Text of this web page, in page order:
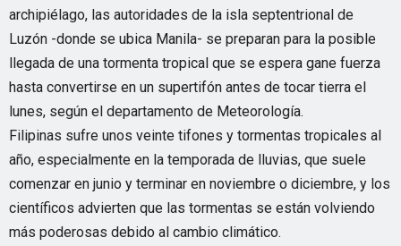
archipiélago, las autoridades de la isla septentrional de
Luzón -donde se ubica Manila- se preparan para la posible
llegada de una tormenta tropical que se espera gane fuerza
hasta convertirse en un supertifón antes de tocar tierra el
lunes, según el departamento de Meteorología.
Filipinas sufre unos veinte tifones y tormentas tropicales al
año, especialmente en la temporada de lluvias, que suele
comenzar en junio y terminar en noviembre o diciembre, y los
científicos advierten que las tormentas se están volviendo
más poderosas debido al cambio climático.